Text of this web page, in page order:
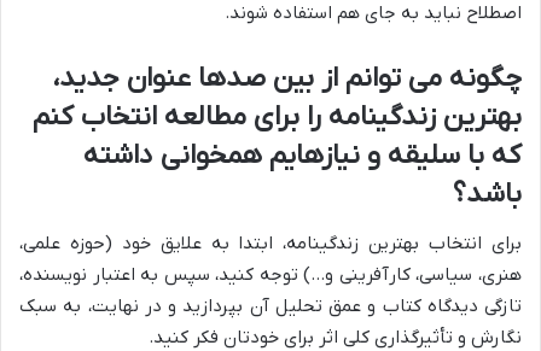
اصطلاح نباید به جای هم استفاده شوند.
چگونه می توانم از بین صدها عنوان جدید،
بهترین زندگینامه را برای مطالعه انتخاب کنم
که با سلیقه و نیازهایم همخوانی داشته
باشد؟
برای انتخاب بهترین زندگینامه، ابتدا به علایق خود (حوزه علمی،
هنری، سیاسی، کارآفرینی و…) توجه کنید، سپس به اعتبار نویسنده،
تازگی دیدگاه کتاب و عمق تحلیل آن بپردازید و در نهایت، به سبک
نگارش و تأثیرگذاری کلی اثر برای خودتان فکر کنید.